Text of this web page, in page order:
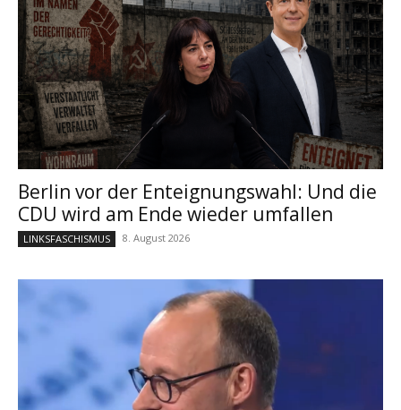
Berlin vor der Enteignungswahl: Und die
CDU wird am Ende wieder umfallen
LINKSFASCHISMUS 8. August 2026